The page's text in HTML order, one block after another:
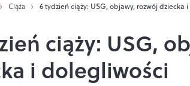
Ciąża 6 tydzień ciąży: USG, objawy, rozwój dziecka
ciąży: USG,
i dolegliwości